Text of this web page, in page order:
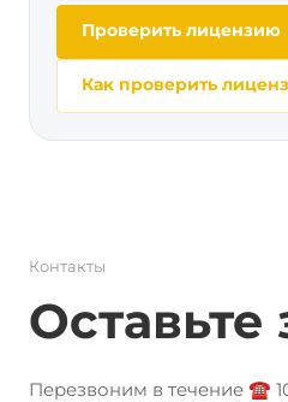
Проверить лицензию
Как проверить
Контакты
Оставьте
Перезвоним в течение ☎️